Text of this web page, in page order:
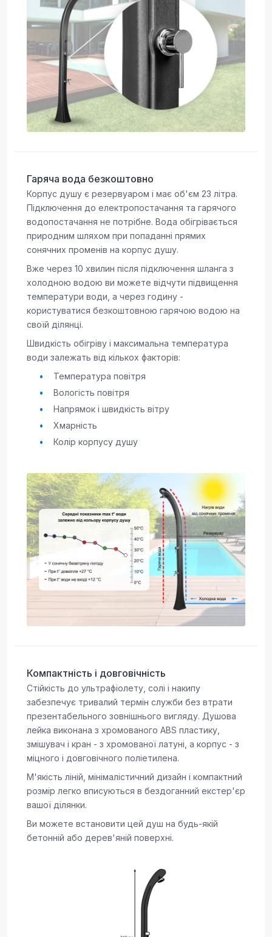
Гаряча вода безкоштовно
Корпус душу є резервуаром і має об'єм 23 літра.
Підключення до електропостачання та гарячого
водопостачання не потрібне. Вода обігрівається
природним шляхом при попаданні прямих
сонячних променів на корпус душу.
Вже через 10 хвилин після підключення шланга з
холодною водою ви можете відчути підвищення
температури води, а через годину -
користуватися безкоштовною гарячою водою на
своїй ділянці.
Швидкість обігріву і максимальна температура
води залежать від кількох факторів:
Температура повітря
Вологість повітря
Напрямок і швидкість вітру
Хмарність
Колір корпусу душу
Компактність і довговічність
Стійкість до ультрафіолету, солі і накипу
забезпечує тривалий термін служби без втрати
презентабельного зовнішнього вигляду. Душова
лейка виконана з хромованого ABS пластику,
змішувач і кран - з хромованої латуні, а корпус - з
міцного і довговічного поліетилена.
М'якість ліній, мінімалістичний дизайн і компактний
розмір легко вписуються в бездоганний екстер'єр
вашої ділянки.
Ви можете встановити цей душ на будь-якій
бетонній або дерев'яній поверхні.